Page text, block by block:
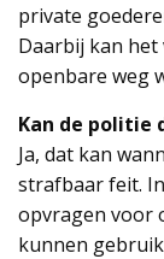
private
Daarbij kan het
openbare weg
Kan de politie
Ja, dat kan
strafbaar feit.
opvragen voor
kunnen